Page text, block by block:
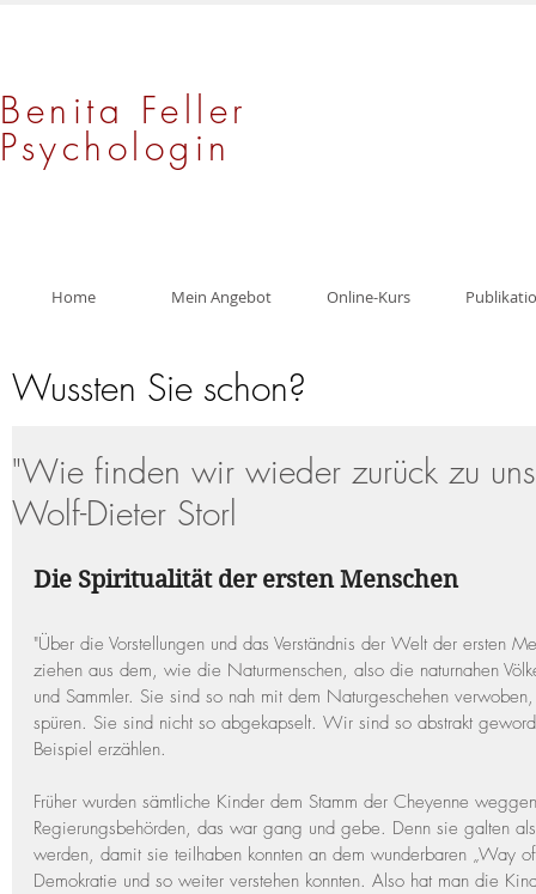
Benita Feller
Psychologin
Home Mein Angebot Online-Kurs
Wussten Sie schon?
"Wie finden wir wieder zurück zu
Wolf-Dieter Storl
Die Spiritualität der ersten Menschen
"Über die Vorstellungen und das Verständnis der Welt der ersten
ziehen aus dem, wie die Naturmenschen, also die naturnahen
und Sammler. Sie sind so nah mit dem Naturgeschehen
spüren. Sie sind nicht so abgekapselt. Wir sind so abstrakt
Beispiel erzählen.
Früher wurden sämtliche Kinder dem Stamm der Cheyenne
Regierungsbehörden, das war gang und gebe. Denn sie galten
werden, damit sie teilhaben konnten an dem wunderbaren „Way
Demokratie und so weiter verstehen konnten. Also hat man die